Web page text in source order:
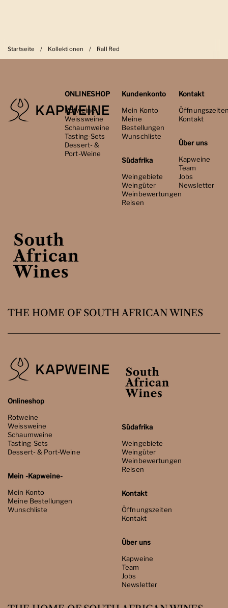
Startseite / Kollektionen / Rall Red
ONLINESHOP
Rotweine
Weissweine
Schaumweine
Tasting-Sets
Dessert- &
Port-Weine
Kundenkonto
Mein Konto
Meine
Bestellungen
Wunschliste
Südafrika
Weingebiete
Weingüter
Weinbewertungen
Reisen
Kontakt
Kontakt
Über uns
Kapweine
Team
Jobs
Newsletter
THE HOME OF SOUTH AFRICAN WINES
Onlineshop
Rotweine
Weissweine
Schaumweine
Tasting-Sets
Dessert- & Port-Weine
Mein -Kapweine-
Mein Konto
Meine Bestellungen
Wunschliste
Südafrika
Weingebiete
Weingüter
Weinbewertungen
Reisen
Kontakt
Öffnungszeiten
Kontakt
Über uns
Kapweine
Team
Jobs
Newsletter